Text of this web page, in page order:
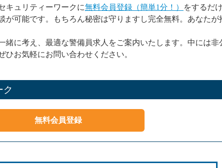
キュリティーワークに無料会員登録（簡単1分！）
をするだ
が可能です。もちろん秘密は守りますし完全無料。あなたが
に考え、最適な警備員求人をご案内いたします。中には非
お気軽にお問い合わせください。
ク
無料会員登録